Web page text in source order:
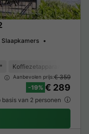
Slaapkamers
Koffiezetapparaat
Aanbevolen prijs:€ 359
-19% € 289
van 2 personen